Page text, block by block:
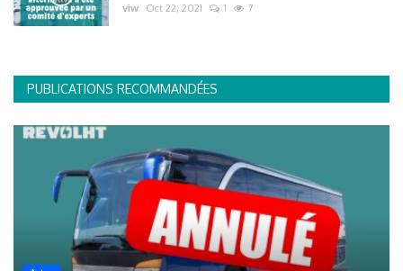
viw Oct 22, 2021 1 7
PUBLICATIONS RECOMMANDÉES